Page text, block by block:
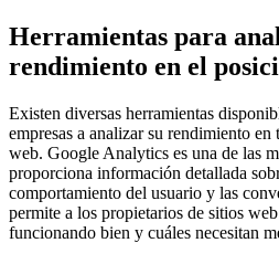
Herramientas para
rendimiento en el
Existen diversas herramientas
empresas a analizar su rendimiento
web. Google Analytics es una de las
proporciona información detallada
comportamiento del usuario y las
permite a los propietarios de sitios
funcionando bien y cuáles necesitan